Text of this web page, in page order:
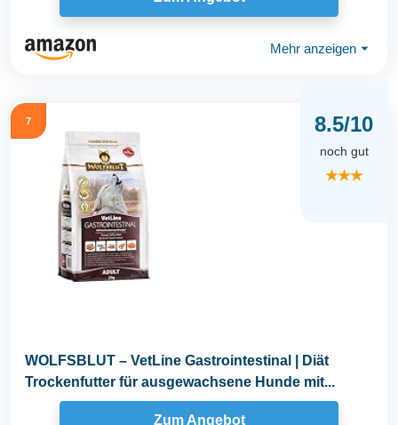
Mehr anzeigen ⏷
7 8.5/10
noch gut
★★★
WOLFSBLUT – VetLine Gastrointestinal | Diät
Trockenfutter für ausgewachsene Hunde mit...
Zum Angebot